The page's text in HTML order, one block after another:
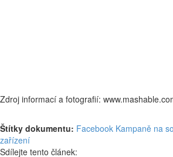
Zdroj informací a fotografií:
Štítky dokumentu: Facebook Kampaně na
zařízení
Sdílejte tento článek: